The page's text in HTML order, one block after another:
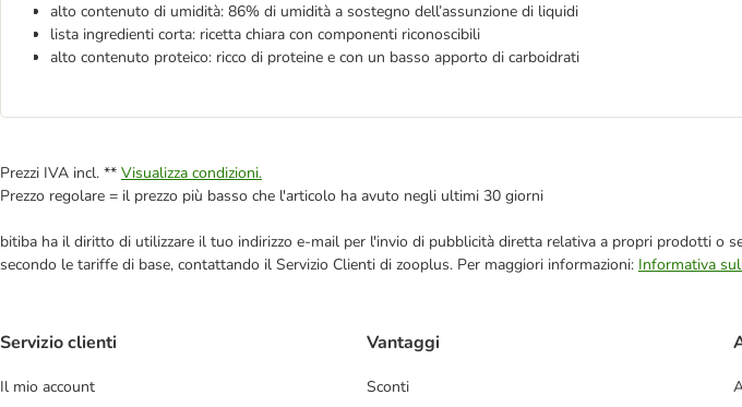
alto contenuto di umidità: 86% di umidità a sostegno dell’assunzione di liquidi
lista ingredienti corta: ricetta chiara con componenti riconoscibili
alto contenuto proteico: ricco di proteine e con un basso apporto di carboidrati
Prezzi IVA incl. ** Visualizza condizioni.
Prezzo regolare = il prezzo più basso che l'articolo ha avuto negli ultimi 30 giorni
bitiba ha il diritto di utilizzare il tuo indirizzo e-mail per l'invio di pubblicità diretta relativa a propri prodotti o
secondo le tariffe di base, contattando il Servizio Clienti di zooplus. Per maggiori informazioni: Informativa
Servizio clienti
Il mio account
Vantaggi
Sconti